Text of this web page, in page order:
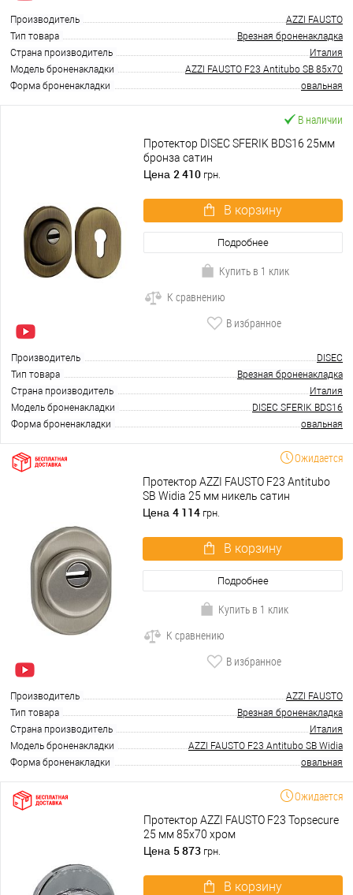
Производитель
AZZI FAUSTO
Тип товара
Врезная броненакладка
Страна производитель
Италия
Модель броненакладки
AZZI FAUSTO F23 Antitubo SB 85x70
Форма броненакладки
овальная
В наличии
Протектор DISEC SFERIK BDS16 25мм
бронза сатин
Цена 2 410 грн.
В корзину
Подробнее
Купить в 1 клик
К сравнению
В избранное
Производитель
DISEC
Тип товара
Врезная броненакладка
Страна производитель
Италия
Модель броненакладки
DISEC SFERIK BDS16
Форма броненакладки
овальная
Ожидается
Протектор AZZI FAUSTO F23 Antitubo
SB Widia 25 мм никель сатин
Цена 4 114 грн.
В корзину
Подробнее
Купить в 1 клик
К сравнению
В избранное
Производитель
AZZI FAUSTO
Тип товара
Врезная броненакладка
Страна производитель
Италия
Модель броненакладки
AZZI FAUSTO F23 Antitubo SB Widia
Форма броненакладки
овальная
Ожидается
Протектор AZZI FAUSTO F23 Topsecure
25 мм 85х70 хром
Цена 5 873 грн.
В корзину